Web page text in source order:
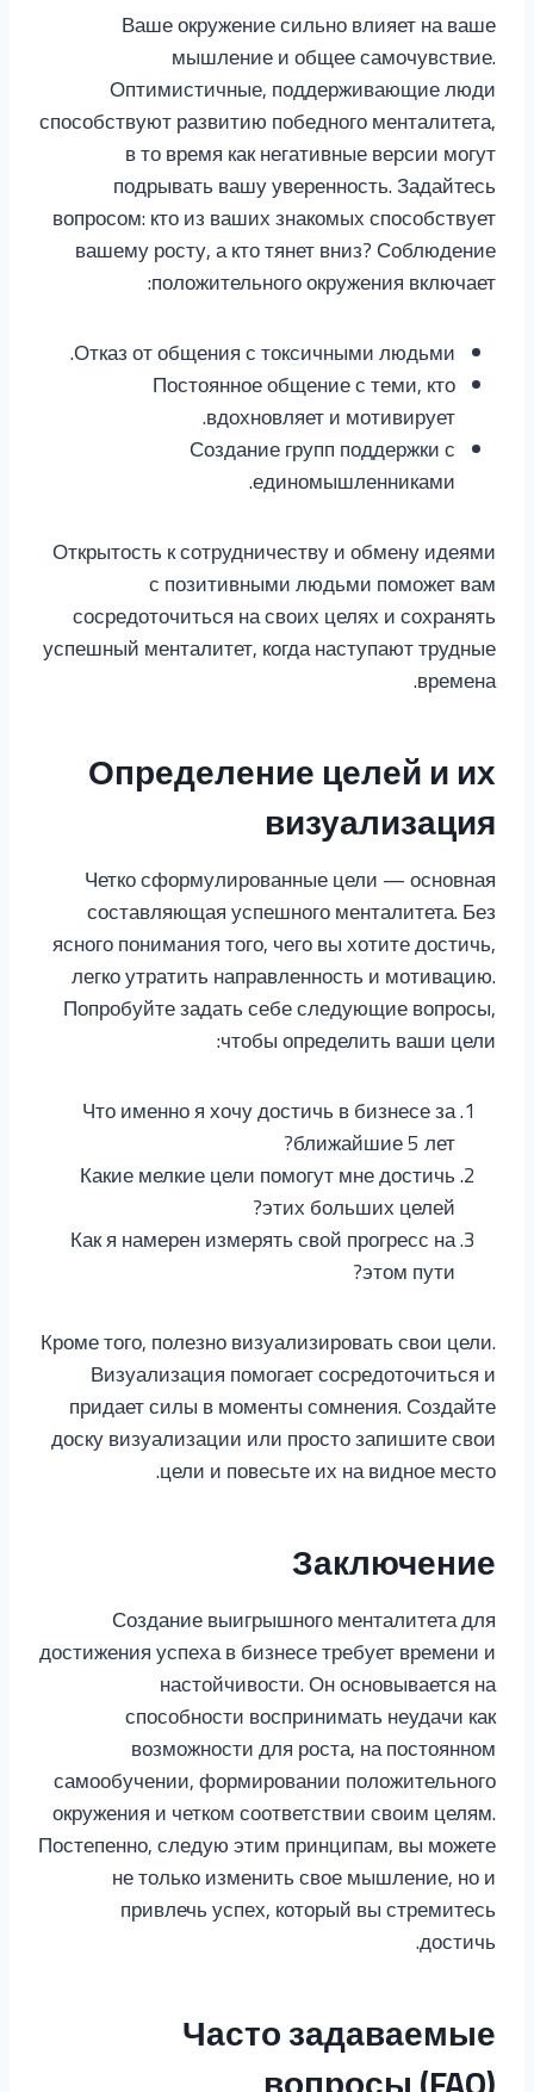
Ваше окружение сильно влияет на ваше
мышление и общее самочувствие.
Оптимистичные, поддерживающие люди
способствуют развитию победного менталитета,
в то время как негативные версии могут
подрывать вашу уверенность. Задайтесь
вопросом: кто из ваших знакомых способствует
вашему росту, а кто тянет вниз? Соблюдение
положительного окружения включает:
Отказ от общения с токсичными людьми.
Постоянное общение с теми, кто
вдохновляет и мотивирует.
Создание групп поддержки с
единомышленниками.
Открытость к сотрудничеству и обмену идеями
с позитивными людьми поможет вам
сосредоточиться на своих целях и сохранять
успешный менталитет, когда наступают трудные
времена.
Определение целей и их
визуализация
Четко сформулированные цели — основная
составляющая успешного менталитета. Без
ясного понимания того, чего вы хотите достичь,
легко утратить направленность и мотивацию.
Попробуйте задать себе следующие вопросы,
чтобы определить ваши цели:
Что именно я хочу достичь в бизнесе за
ближайшие 5 лет?
Какие мелкие цели помогут мне достичь
этих больших целей?
Как я намерен измерять свой прогресс на
этом пути?
Кроме того, полезно визуализировать свои цели.
Визуализация помогает сосредоточиться и
придает силы в моменты сомнения. Создайте
доску визуализации или просто запишите свои
цели и повесьте их на видное место.
Заключение
Создание выигрышного менталитета для
достижения успеха в бизнесе требует времени и
настойчивости. Он основывается на
способности воспринимать неудачи как
возможности для роста, на постоянном
самообучении, формировании положительного
окружения и четком соответствии своим целям.
Постепенно, следую этим принципам, вы можете
не только изменить свое мышление, но и
привлечь успех, который вы стремитесь
достичь.
Часто задаваемые